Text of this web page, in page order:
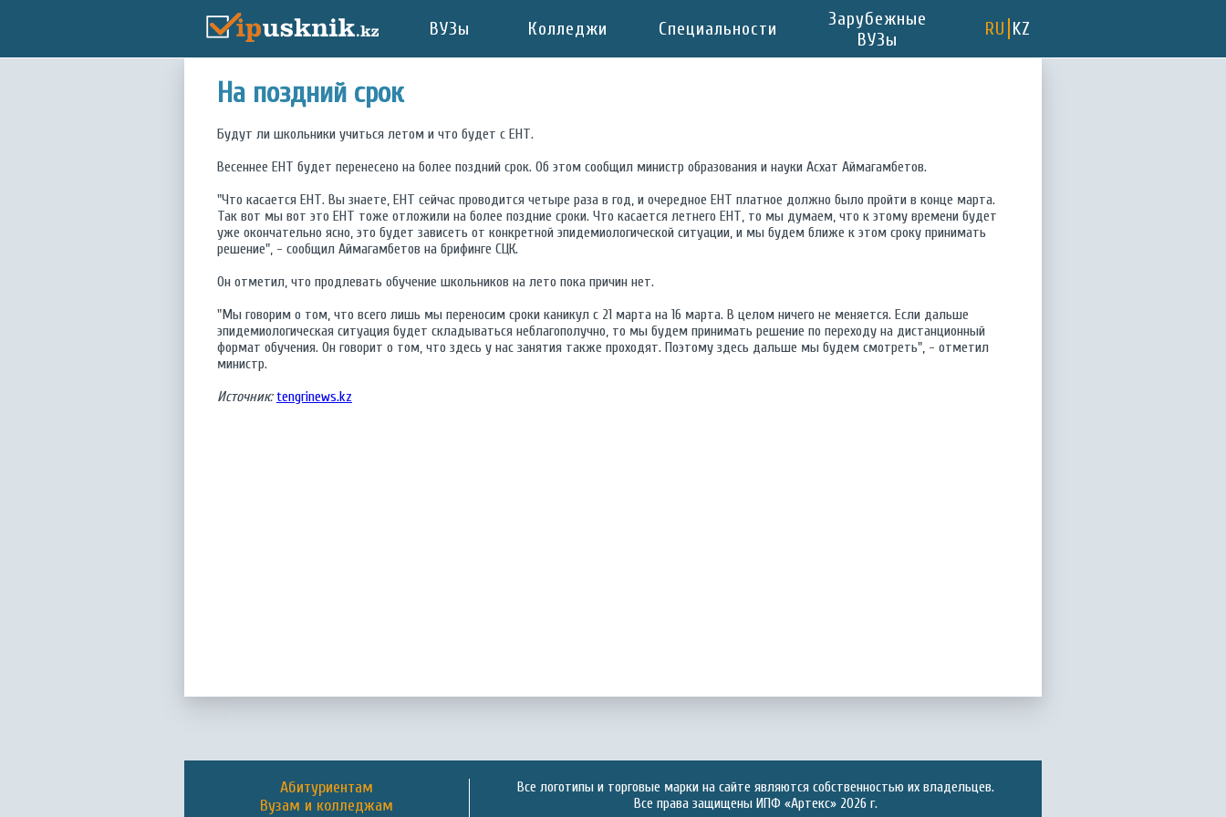
ВУЗы Колледжи Специальности
Зарубежные
ВУЗы
RU KZ
На поздний срок
Будут ли школьники учиться летом и что будет с ЕНТ.
Весеннее ЕНТ будет перенесено на более поздний срок. Об этом сообщил министр образования и науки Асхат Аймагамбетов.
"Что касается ЕНТ. Вы знаете, ЕНТ сейчас проводится четыре раза в год, и очередное ЕНТ платное должно было пройти в конце марта.
Так вот мы вот это ЕНТ тоже отложили на более поздние сроки. Что касается летнего ЕНТ, то мы думаем, что к этому времени будет
уже окончательно ясно, это будет зависеть от конкретной эпидемиологической ситуации, и мы будем ближе к этом сроку принимать
решение", - сообщил Аймагамбетов на брифинге СЦК.
Он отметил, что продлевать обучение школьников на лето пока причин нет.
"Мы говорим о том, что всего лишь мы переносим сроки каникул с 21 марта на 16 марта. В целом ничего не меняется. Если дальше
эпидемиологическая ситуация будет складываться неблагополучно, то мы будем принимать решение по переходу на дистанционный
формат обучения. Он говорит о том, что здесь у нас занятия также проходят. Поэтому здесь дальше мы будем смотреть", - отметил
министр.
Источник:tengrinews.kz
Абитуриентам
Вузам и колледжам
Все логотипы и торговые марки на сайте являются собственностью их владельцев.
Все права защищены ИПФ «Артекс» 2026 г.